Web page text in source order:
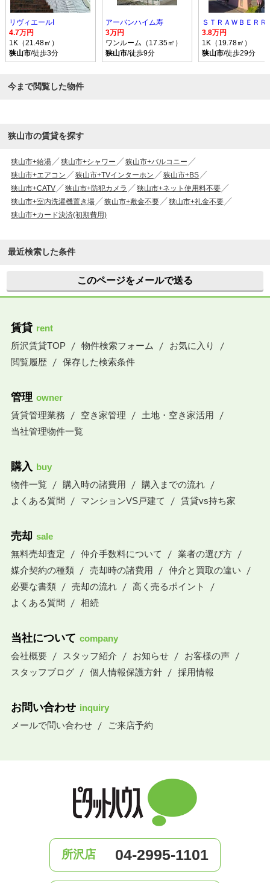
リヴィエールI
4.7万円
1K（21.48㎡）
狭山市/徒歩3分
アーバンハイム寿
3万円
ワンルーム（17.35㎡）
狭山市/徒歩9分
3.8万円
1K（19.78㎡）
狭山市/徒歩29分
今まで閲覧した物件
狭山市の賃貸を探す
狭山市+給湯 狭山市+シャワー
狭山市+バルコニー
狭山市+エアコン
狭山市+TVインターホン
狭山市+BS
狭山市+CATV
狭山市+防犯カメラ
狭山市+ネット使用料不要
狭山市+室内洗濯機置き場
狭山市+敷金不要
狭山市+礼金不要
狭山市+カード決済(初期費用)
最近検索した条件
このページをメールで送る
賃貸 rent
所沢賃貸TOP
物件検索フォーム
お気に入り
閲覧履歴
保存した検索条件
管理 owner
賃貸管理業務
空き家管理
土地・空き家活用
当社管理物件一覧
購入 buy
物件一覧
購入時の諸費用
購入までの流れ
よくある質問
マンションVS戸建て 賃貸vs持ち家
売却 sale
無料売却査定
仲介手数料について
業者の選び方
媒介契約の種類
売却時の諸費用
仲介と買取の違い
必要な書類
売却の流れ
高く売るポイント
よくある質問
相続
当社について company
会社概要
スタッフ紹介 お知らせ
お客様の声
スタッフブログ
個人情報保護方針 採用情報
お問い合わせ inquiry
メールで問い合わせ
ご来店予約
所沢店 04-2995-1101